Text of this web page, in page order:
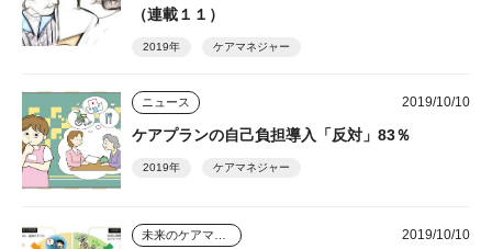
（連載１１）
2019年 ケアマネジャー
ニュース 2019/10/10
ケアプランの自己負担導入「反対」83％
2019年 ケアマネジャー
2019/10/10